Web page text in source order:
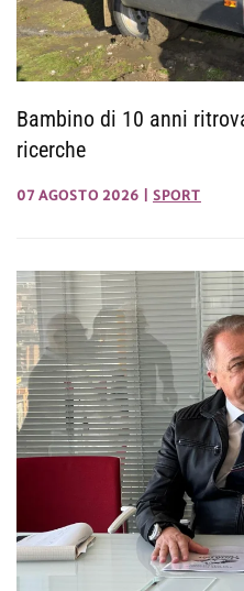
Bambino di 10 anni
ricerche
07 AGOSTO 2026 SPORT